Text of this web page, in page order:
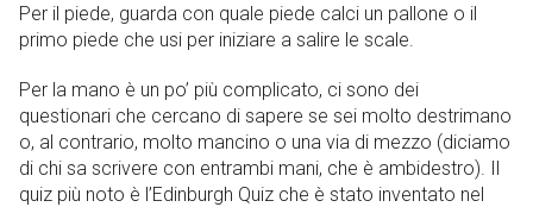
Per il piede, guarda con quale piede calci un pallone o il
primo piede che usi per iniziare a salire le scale.
Per la mano è un po’ più complicato, ci sono dei
questionari che cercano di sapere se sei molto destrimano
o, al contrario, molto mancino o una via di mezzo (diciamo
di chi sa scrivere con entrambi mani, che è ambidestro). Il
quiz più noto è l’Edinburgh Quiz che è stato inventato nel